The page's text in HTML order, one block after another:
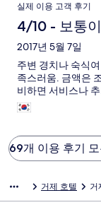
실제 이용 고객 후기
4/10 - 보통
2017년 5월 7일
주변 경치나 숙식
족스러움. 금액은
비하면 서비스나
69개 이용 후기
거제 호텔 거